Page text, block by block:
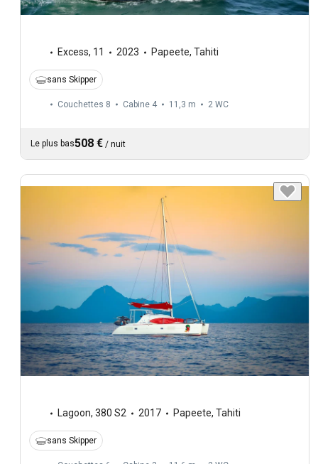
Excess, 11 2023 Papeete, Tahiti
sans Skipper
Couchettes 8 Cabine 4 11,3 m 2 WC
Le plus bas508 € / nuit
Lagoon, 380 S2 2017 Papeete, Tahiti
sans Skipper